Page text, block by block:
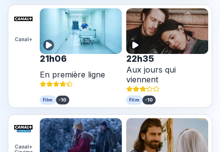
Canal+
21h06
En première ligne
Film -10
22h35
Aux jours qui
viennent
Film -10
Canal+